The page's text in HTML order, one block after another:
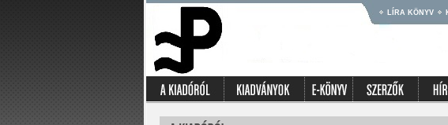
LÍRA KÖNYV